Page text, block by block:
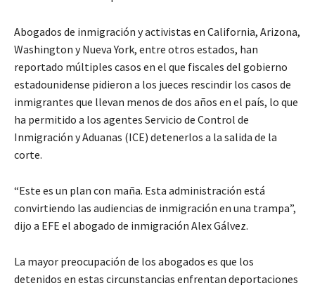
Abogados de inmigración y activistas en California, Arizona,
Washington y Nueva York, entre otros estados, han
reportado múltiples casos en el que fiscales del gobierno
estadounidense pidieron a los jueces rescindir los casos de
inmigrantes que llevan menos de dos años en el país, lo que
ha permitido a los agentes Servicio de Control de
Inmigración y Aduanas (ICE) detenerlos a la salida de la
corte.
“Este es un plan con maña. Esta administración está
convirtiendo las audiencias de inmigración en una trampa”,
dijo a EFE el abogado de inmigración Alex Gálvez.
La mayor preocupación de los abogados es que los
detenidos en estas circunstancias enfrentan deportaciones